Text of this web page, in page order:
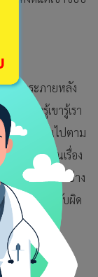
ป็นภาระภายหลัง
จะต้องรู้เขารู้เรา
หวแล้วเดินไปตาม
มีคนมาเบียนเรื่อง
อหอมมีเสน่ห์อย่าง
เหมือนต้องรับผิด